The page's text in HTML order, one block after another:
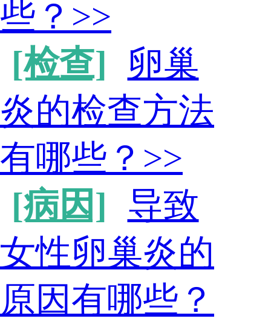
些？ >>
[检查]
卵巢
炎的检查方法
有哪些？ >>
[病因]
导致
女性卵巢炎的
原因有哪些？